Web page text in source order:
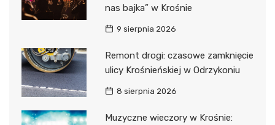
nas bajka” w Krośnie
9 sierpnia 2026
Remont drogi: czasowe zamknięcie
ulicy Krośnieńskiej w Odrzykoniu
8 sierpnia 2026
Muzyczne wieczory w Krośnie: